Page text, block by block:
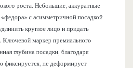
роста. Небольшие, аккуратные
с асимметричной посадкой
круглое лицо и придать
Ключевой маркер премиального
глубина посадки, благодаря
фиксируется, не деформирует